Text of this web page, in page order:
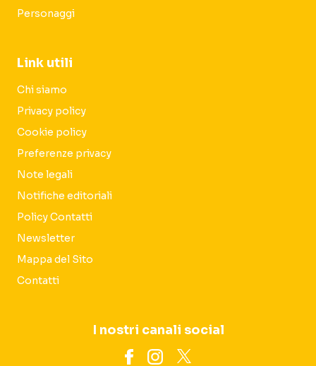
Personaggi
Link utili
Chi siamo
Privacy policy
Cookie policy
Preferenze privacy
Note legali
Notifiche editoriali
Policy Contatti
Newsletter
Mappa del Sito
Contatti
I nostri canali social